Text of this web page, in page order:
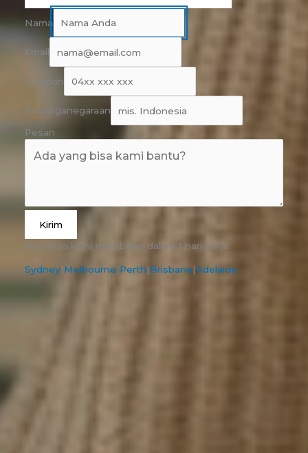
Nama
Email
Telepon
Kewarganegaraan
Pesan
Kirim
Biasanya kami membalas dalam 1 hari kerja.
Sydney|Melbourne|Perth|Brisbane|Adelaide